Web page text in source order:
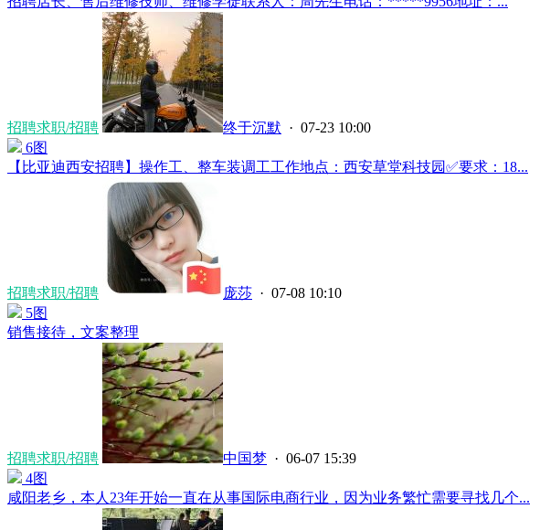
招聘求职/招聘 终于沉默 · 07-23 10:00
6图
【比亚迪西安招聘】操作工、整车装调工工作地点：西安草堂科技园✅要求：18...
招聘求职/招聘 庞莎 · 07-08 10:10
5图
销售接待，文案整理
招聘求职/招聘 中国梦 · 06-07 15:39
4图
咸阳老乡，本人23年开始一直在从事国际电商行业，因为业务繁忙需要寻找几个...